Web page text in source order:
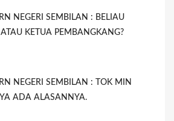
NEGERI SEMBILAN : BELIAU
KETUA PEMBANGKANG?
NEGERI SEMBILAN : TOK MIN
ADA ALASANNYA.